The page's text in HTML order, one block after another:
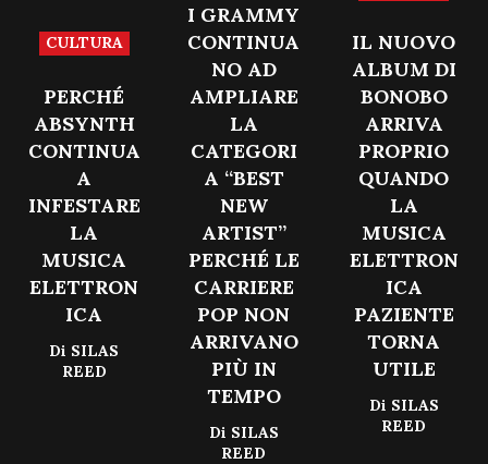
CULTURA
PERCHÉ
ABSYNTH
CONTINUA
A
INFESTARE
LA
MUSICA
ELETTRON
ICA
Di SILAS
REED
I GRAMMY
CONTINUA
NO AD
AMPLIARE
LA
CATEGORI
A “BEST
NEW
ARTIST”
PERCHÉ LE
CARRIERE
POP NON
ARRIVANO
PIÙ IN
TEMPO
Di SILAS
REED
IL NUOVO
ALBUM DI
BONOBO
ARRIVA
PROPRIO
QUANDO
LA
MUSICA
ELETTRON
ICA
PAZIENTE
TORNA
UTILE
Di SILAS
REED